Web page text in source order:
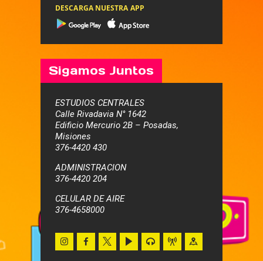
DESCARGA NUESTRA APP
Sigamos Juntos
ESTUDIOS CENTRALES
Calle Rivadavia N° 1642
Edificio Mercurio 2B – Posadas,
Misiones
376-4420 430
ADMINISTRACION
376-4420 204
CELULAR DE AIRE
376-4658000